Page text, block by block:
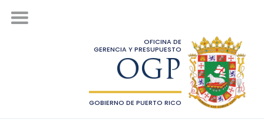
OFICINA DE
GERENCIA Y PRESUPUESTO
OGP
GOBIERNO DE PUERTO RICO